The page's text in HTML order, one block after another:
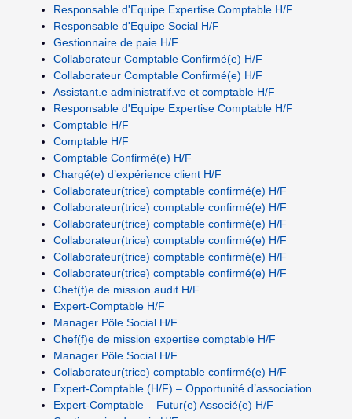
Responsable d'Equipe Expertise Comptable H/F
Responsable d'Equipe Social H/F
Gestionnaire de paie H/F
Collaborateur Comptable Confirmé(e) H/F
Collaborateur Comptable Confirmé(e) H/F
Assistant.e administratif.ve et comptable H/F
Responsable d'Equipe Expertise Comptable H/F
Comptable H/F
Comptable H/F
Comptable Confirmé(e) H/F
Chargé(e) d’expérience client H/F
Collaborateur(trice) comptable confirmé(e) H/F
Collaborateur(trice) comptable confirmé(e) H/F
Collaborateur(trice) comptable confirmé(e) H/F
Collaborateur(trice) comptable confirmé(e) H/F
Collaborateur(trice) comptable confirmé(e) H/F
Collaborateur(trice) comptable confirmé(e) H/F
Chef(f)e de mission audit H/F
Expert-Comptable H/F
Manager Pôle Social H/F
Chef(f)e de mission expertise comptable H/F
Manager Pôle Social H/F
Collaborateur(trice) comptable confirmé(e) H/F
Expert-Comptable (H/F) – Opportunité d’association
Expert-Comptable – Futur(e) Associé(e) H/F